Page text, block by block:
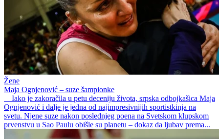
Žene
Maja Ognjenović – suze šampionke
Iako je zakoračila u petu deceniju života, srpska odbojkašica Maja
Ognjenović i dalje je jedna od najimpresivnijih sportistkinja na
svetu. Njene suze nakon poslednjeg poena na Svetskom klupskom
prvenstvu u Sao Paulu obišle su planetu – dokaz da ljubav prema...